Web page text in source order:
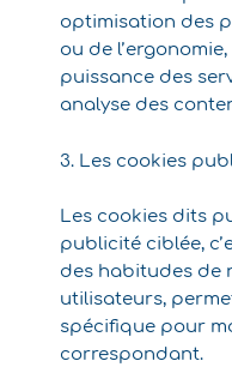
optimisation des
ou de
puissance des
analyse des
3. Les cookies
Les cookies dits
publicité ciblée,
des habitudes de
utilisateurs,
spécifique pour
correspondant.